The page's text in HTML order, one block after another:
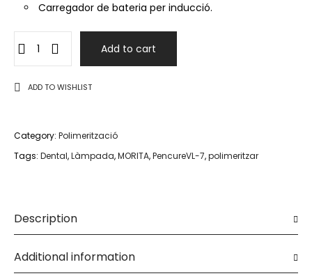
Carregador de bateria per inducció.
Add to cart
ADD TO WISHLIST
Category: Polimerització
Tags: Dental,Làmpada,MORITA,PencureVL-7,polimeritzar
Description
Additional information